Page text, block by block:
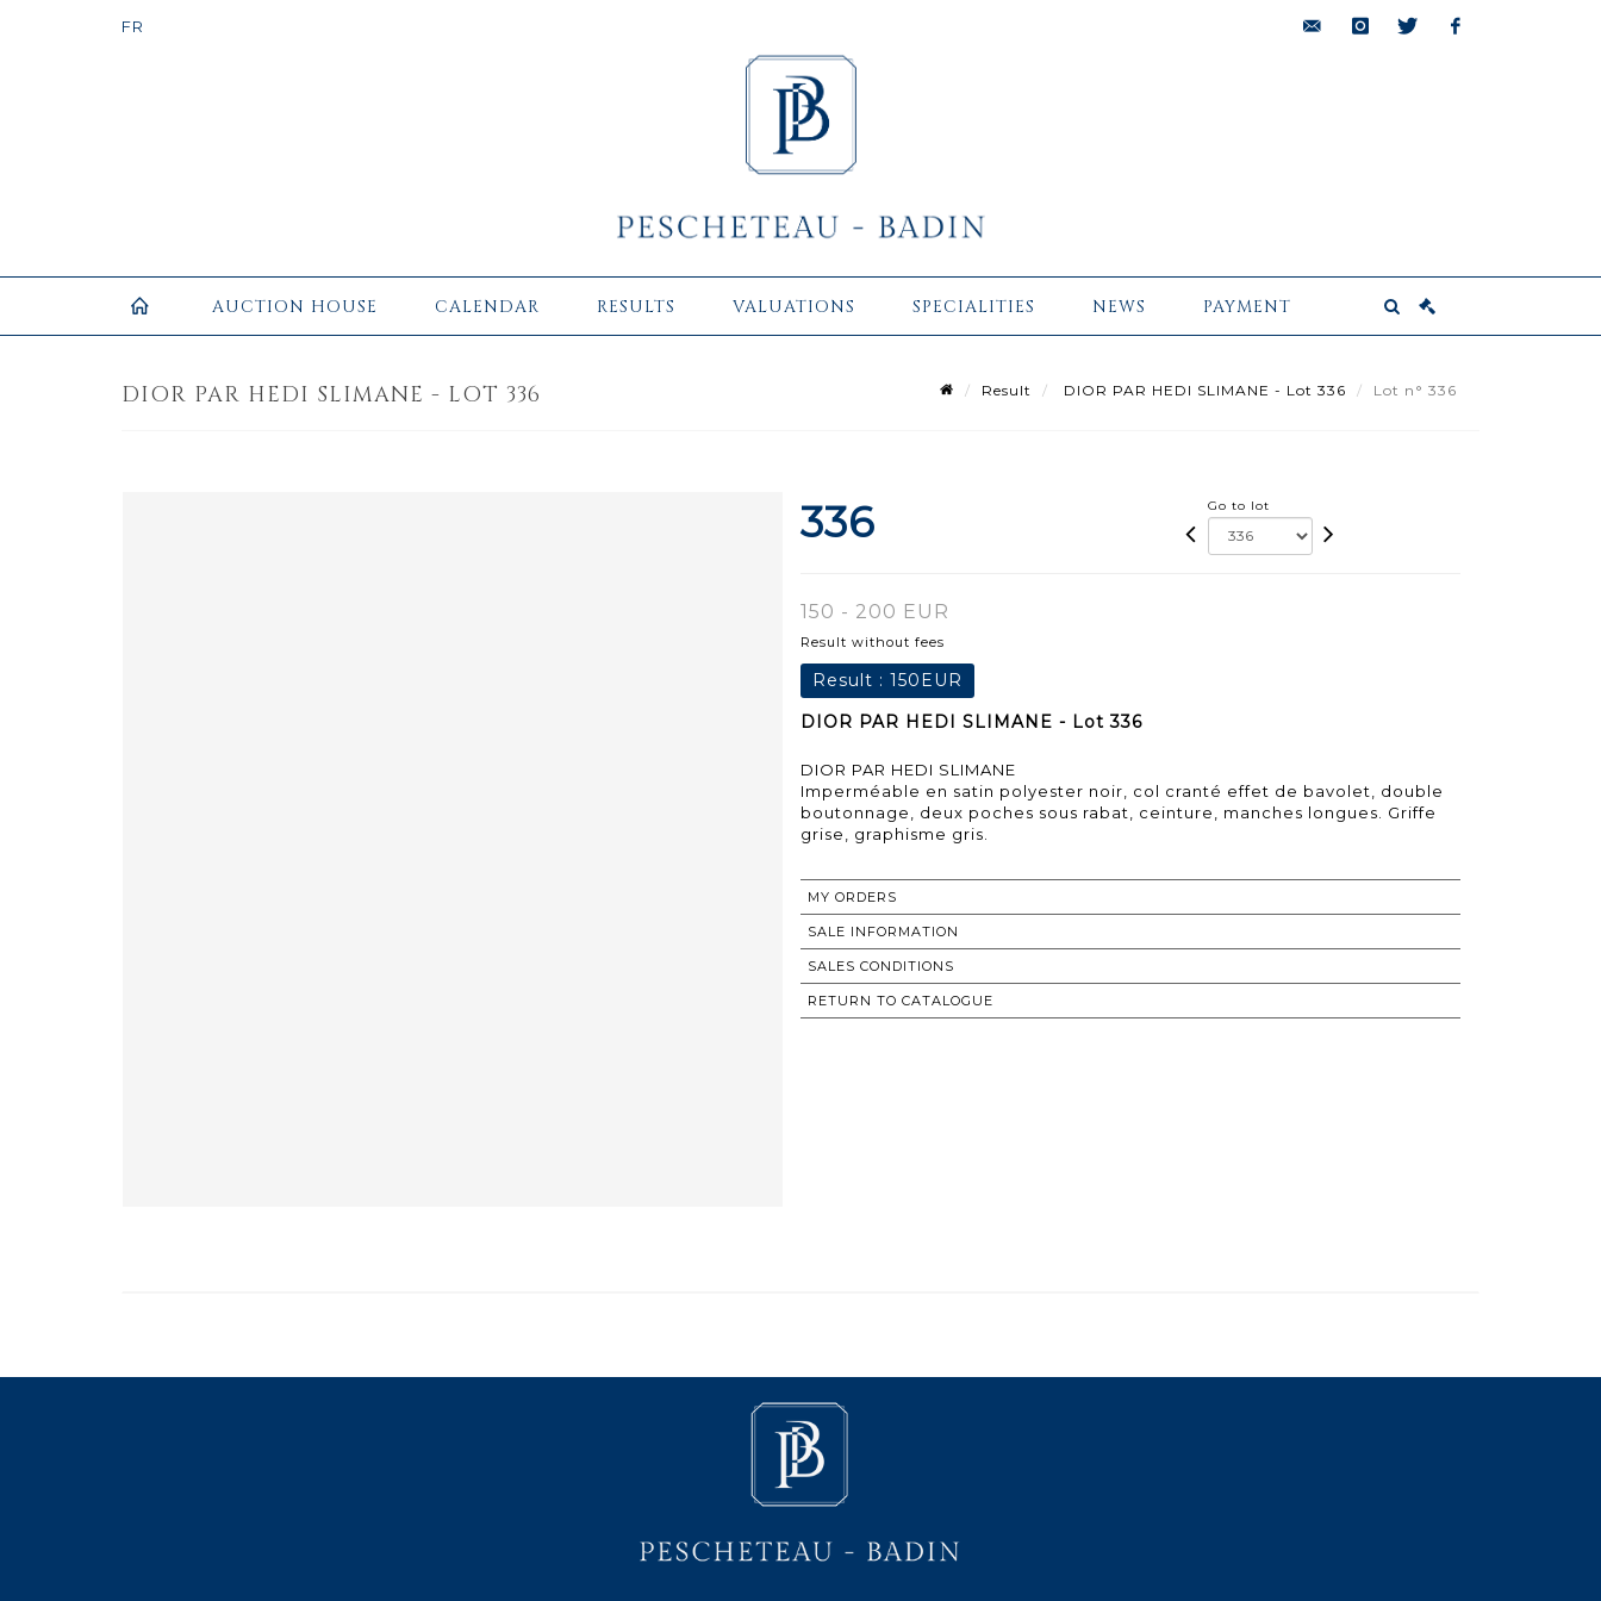
AUCTION HOUSE CALENDAR RESULTS VALUATIONS SPECIALITIES NEWS PAYMENT
DIOR PAR HEDI SLIMANE - LOT 336 Result DIOR PAR HEDI SLIMANE - Lot 336 Lot n° 336
336 Go to lot
150 - 200 EUR
Result without fees
Result : 150EUR
DIOR PAR HEDI SLIMANE - Lot 336
DIOR PAR HEDI SLIMANE
Imperméable en satin polyester noir, col cranté effet de bavolet, double
boutonnage, deux poches sous rabat, ceinture, manches longues. Griffe
grise, graphisme gris.
MY ORDERS
SALE INFORMATION
SALES CONDITIONS
RETURN TO CATALOGUE